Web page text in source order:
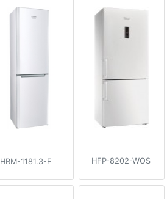
HBM-1181.3-F HFP-8202-WOS